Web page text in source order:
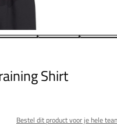
Shirt
Bestel dit product voor je hele